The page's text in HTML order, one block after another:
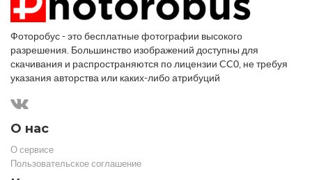
Фоторобус - это бесплатные фотографии высокого
разрешения. Большинство изображений доступны для
скачивания и распространяются по лицензии CC0, не требуя
указания авторства или каких-либо атрибуций
О нас
О сервисе
Пользовательское соглашение